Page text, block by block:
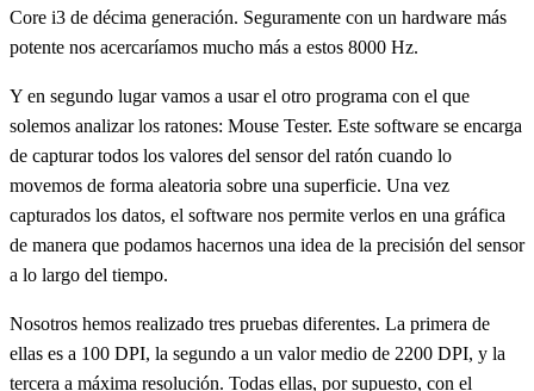
Core i3 de décima generación. Seguramente con un hardware más
potente nos acercaríamos mucho más a estos 8000 Hz.
Y en segundo lugar vamos a usar el otro programa con el que
solemos analizar los ratones: Mouse Tester. Este software se encarga
de capturar todos los valores del sensor del ratón cuando lo
movemos de forma aleatoria sobre una superficie. Una vez
capturados los datos, el software nos permite verlos en una gráfica
de manera que podamos hacernos una idea de la precisión del sensor
a lo largo del tiempo.
Nosotros hemos realizado tres pruebas diferentes. La primera de
ellas es a 100 DPI, la segundo a un valor medio de 2200 DPI, y la
tercera a máxima resolución. Todas ellas, por supuesto, con el